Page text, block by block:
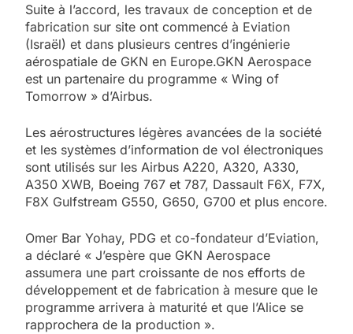
Suite à l’accord, les travaux de conception et de
fabrication sur site ont commencé à Eviation
(Israël) et dans plusieurs centres d’ingénierie
aérospatiale de GKN en Europe.GKN Aerospace
est un partenaire du programme « Wing of
Tomorrow » d’Airbus.
Les aérostructures légères avancées de la société
et les systèmes d’information de vol électroniques
sont utilisés sur les Airbus A220, A320, A330,
A350 XWB, Boeing 767 et 787, Dassault F6X, F7X,
F8X Gulfstream G550, G650, G700 et plus encore.
Omer Bar Yohay, PDG et co-fondateur d’Eviation,
a déclaré « J’espère que GKN Aerospace
assumera une part croissante de nos efforts de
développement et de fabrication à mesure que le
programme arrivera à maturité et que l’Alice se
rapprochera de la production ».
5